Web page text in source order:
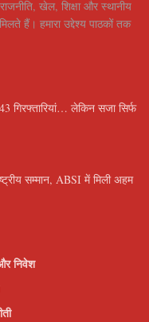
खेल, शिक्षा और स्थानीय
हैं। हमारा उद्देश्य पाठकों तक
गिरफ्तारियां… लेकिन सजा सिर्फ
सम्मान, ABSI में मिली अहम
निवेश